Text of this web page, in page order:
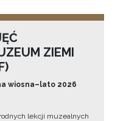
ZIEMI
wiosna–lato 2026
lekcji muzealnych